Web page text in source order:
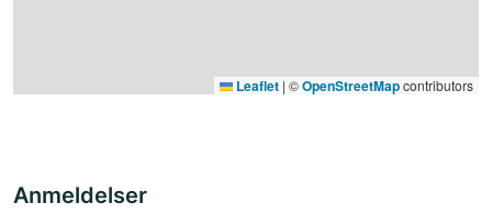
Leaflet | ©OpenStreetMapcontributors
Anmeldelser